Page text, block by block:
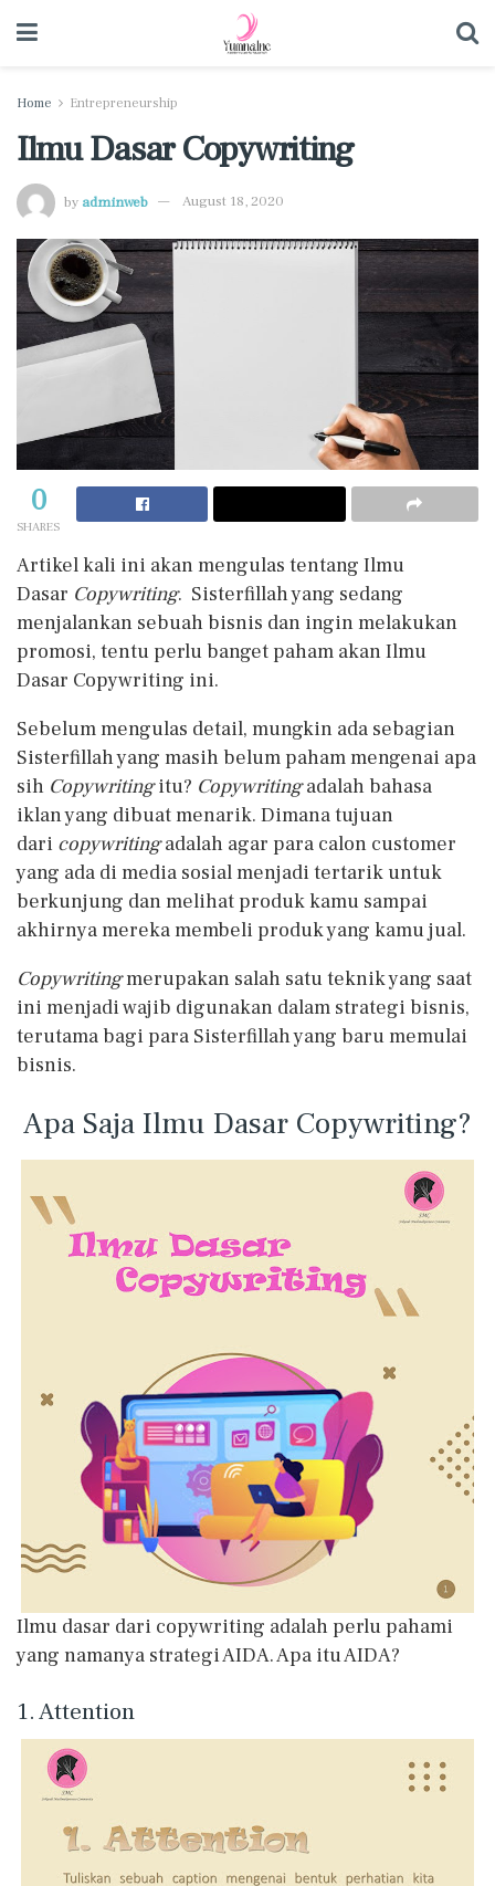
Home Entrepreneurship
Ilmu Dasar Copywriting
by adminweb August 18, 2020
0
SHARES
Artikel kali ini akan mengulas tentang Ilmu
Dasar Copywriting. Sisterfillah yang sedang
menjalankan sebuah bisnis dan ingin melakukan
promosi, tentu perlu banget paham akan Ilmu
Dasar Copywriting ini.
Sebelum mengulas detail, mungkin ada sebagian
Sisterfillah yang masih belum paham mengenai apa
sih Copywritingitu? Copywritingadalah bahasa
iklan yang dibuat menarik. Dimana tujuan
dari copywritingadalah agar para calon customer
yang ada di media sosial menjadi tertarik untuk
berkunjung dan melihat produk kamu sampai
akhirnya mereka membeli produk yang kamu jual.
Copywritingmerupakan salah satu teknik yang saat
ini menjadi wajib digunakan dalam strategi bisnis,
terutama bagi para Sisterfillah yang baru memulai
bisnis.
Apa Saja Ilmu Dasar Copywriting?
Ilmu dasar dari copywriting adalah perlu pahami
yang namanya strategi AIDA. Apa itu AIDA?
1. Attention